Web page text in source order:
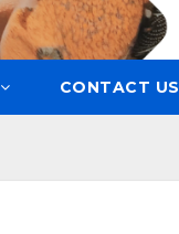
CONTACT US